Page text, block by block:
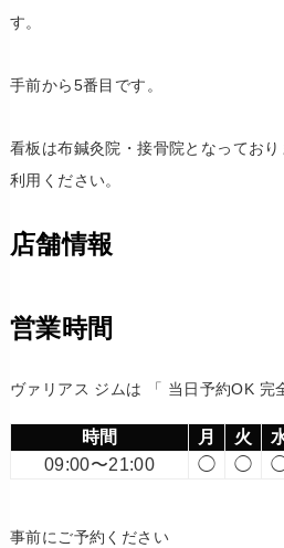
す。
手前から5番目です。
看板は布鍼灸院・接骨院となってお
利用ください。
店舗情報
営業時間
ヴァリアス ジムは 「 当日予約OK 完
時間 月 火
09:00〜21:00
◯ ◯
事前にご予約ください